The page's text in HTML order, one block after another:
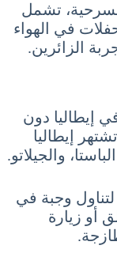
تشمل
في الهواء
الزائرين.
إيطاليا دون
إيطاليا
والجيلاتو.
وجبة في
أو زيارة